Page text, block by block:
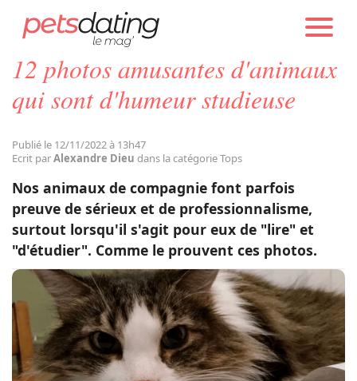
Chien
Faits Divers
Emotion
Tops
Sauvetages
PETS DATING ACTUALITÉS TOPS
12 photos amusantes d'animaux
qui sont d'humeur studieuse
Publié le 12/11/2022 à 13h47
Ecrit parAlexandre Dieu dans la catégorie Tops
Nos animaux de compagnie font parfois
preuve de sérieux et de professionnalisme,
surtout lorsqu'il s'agit pour eux de "lire" et
"d'étudier". Comme le prouvent ces photos.